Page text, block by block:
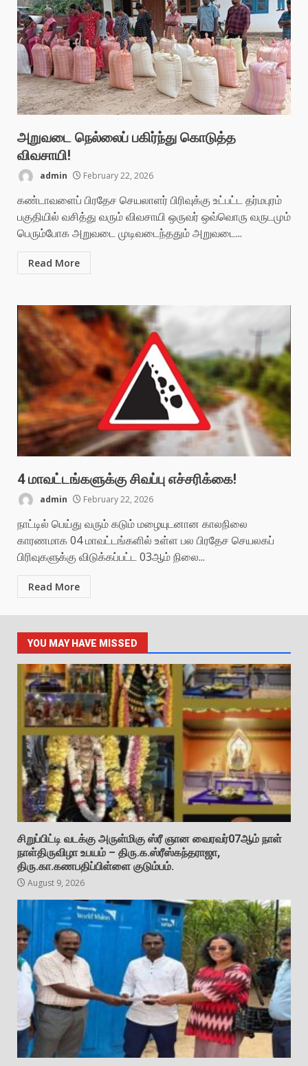
அறுவடை நெல்லைப் பகிர்ந்து கொடுத்த
விவசாயி!
admin February 22, 2026
கண்டாவளைப் பிரதேச செயலாளர் பிரிவுக்கு உட்பட்ட தர்மபுரம்
பகுதியில் வசித்து வரும் விவசாயி ஒருவர் ஒவ்வொரு வருடமும்
பெரும்போக அறுவடை முடிவடைந்ததும் அறுவடை...
Read More
4 மாவட்டங்களுக்கு சிவப்பு எச்சரிக்கை!
admin February 22, 2026
நாட்டில் பெய்து வரும் கடும் மழையுடனான காலநிலை
காரணமாக 04 மாவட்டங்களில் உள்ள பல பிரதேச செயலகப்
பிரிவுகளுக்கு விடுக்கப்பட்ட 03ஆம் நிலை...
Read More
YOU MAY HAVE MISSED
சிறுப்பிட்டி வடக்கு அருள்மிகு ஸ்ரீ ஞான வைரவர்07ஆம் நாள்
நாள்திருவிழா உபயம் – திரு.க.ஸ்ரீஸ்கந்தராஜா,
திரு.கா.கணபதிப்பிள்ளை குடும்பம்.
August 9, 2026